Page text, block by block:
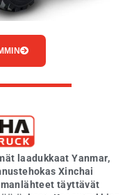
laadukkaat Yanmar,
Xinchai